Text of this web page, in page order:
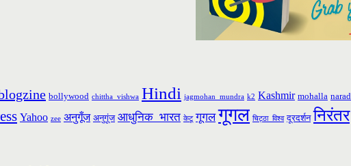
bollywood chittha_vishwa Hindi jagmohan_mundra k2 Kashmir mohalla narad
Yahoo zee अनुगूँज अनुगूंज आधुनिक_भारत केटू गूगल गूगल चिट्ठा_विश्व दूरदर्शन निरंतर